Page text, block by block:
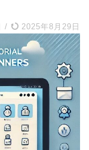
/ 2025年8月29日